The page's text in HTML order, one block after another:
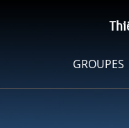
GROUPES